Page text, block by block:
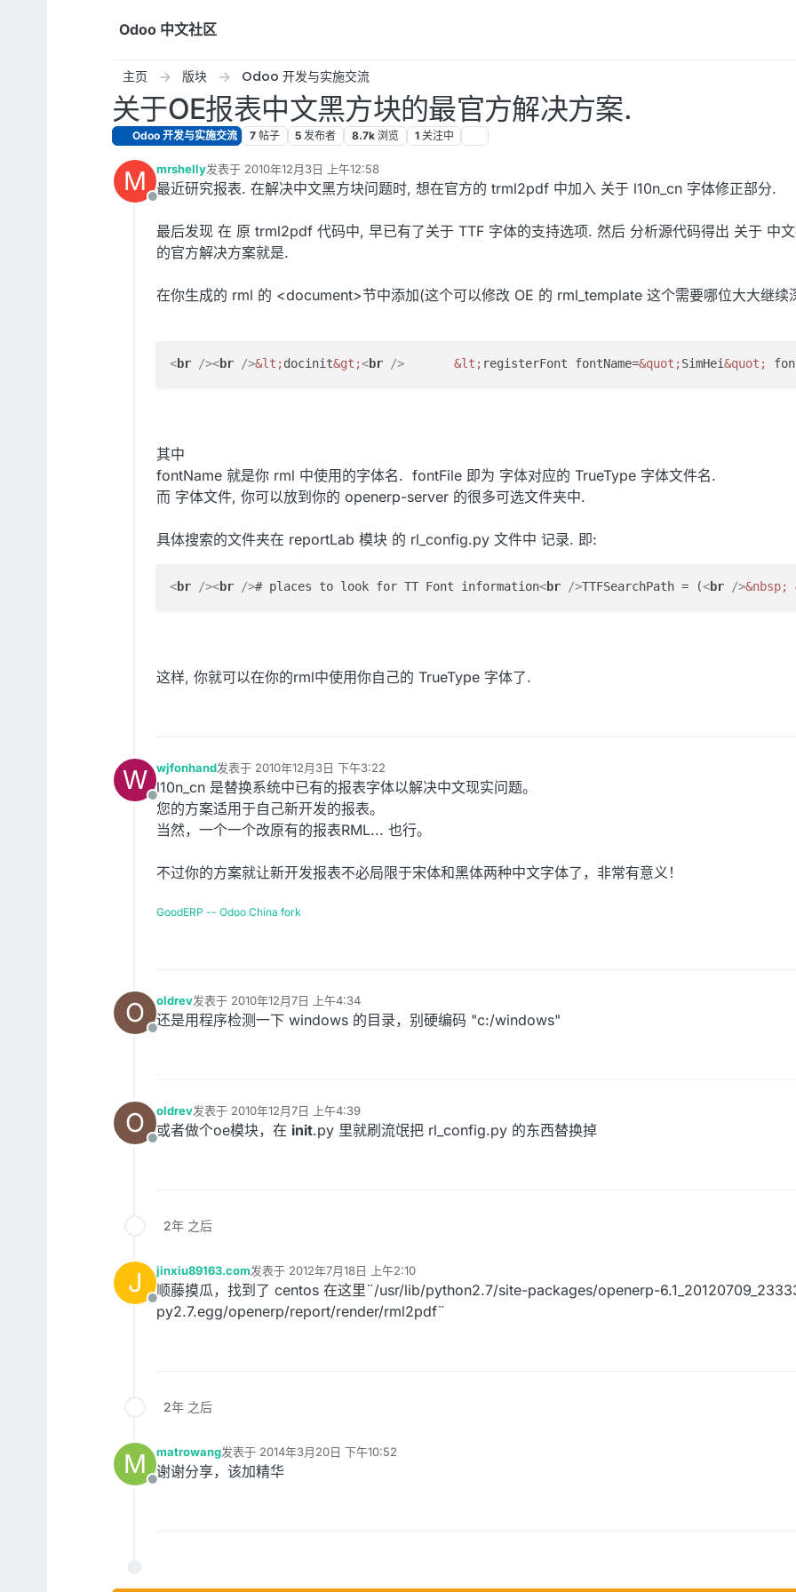
Odoo 中文社区
主页 版块 Odoo 开发与实施交流
关于OE报表中文黑方块的最官方解决方案.
Odoo 开发与实施交流 7 帖子 5 发布者 8.7k 浏览 1 关注中
M
离线
mrshelly发表于 2010年12月3日 上午12:58
最后由 编辑
最近研究报表. 在解决中文黑方块问题时, 想在官方的 trml2pdf 中加入 关于 l10n_cn 字体修正部分.
最后发现 在 原 trml2pdf 代码中, 早已有了关于 TTF 字体的支持选项. 然后 分析源代码得出 关于 中
的官方解决方案就是.
在你生成的 rml 的 <document>节中添加(这个可以修改 OE 的 rml_template 这个需要哪位大大继续
<br /><br />&lt;docinit&gt;<br /> &lt; registerFont fontName=&quot;SimHei&quot;
其中
fontName 就是你 rml 中使用的字体名. fontFile 即为 字体对应的 TrueType 字体文件名.
而 字体文件, 你可以放到你的 openerp-server 的很多可选文件夹中.
具体搜索的文件夹在 reportLab 模块 的 rl_config.py 文件中 记录. 即:
<br /><br /># places to look for TT Font information<br />TTFSearchPath = (<br />&nbsp;
这样, 你就可以在你的rml中使用你自己的 TrueType 字体了.
W
离线
wjfonhand发表于 2010年12月3日 下午3:22
最后由 编辑
l10n_cn 是替换系统中已有的报表字体以解决中文现实问题。
您的方案适用于自己新开发的报表。
当然，一个一个改原有的报表RML... 也行。
不过你的方案就让新开发报表不必局限于宋体和黑体两种中文字体了，非常有意义！
GoodERP -- Odoo China fork
O
离线
oldrev发表于 2010年12月7日 上午4:34
最后由 编辑
还是用程序检测一下 windows 的目录，别硬编码 "c:/windows"
O
离线
oldrev发表于 2010年12月7日 上午4:39
最后由 编辑
或者做个oe模块，在 init.py 里就刷流氓把 rl_config.py 的东西替换掉
2年 之后
J
离线
jinxiu89163.com发表于 2012年7月18日 上午2:10
最后由 编辑
顺藤摸瓜，找到了 centos 在这里¨/usr/lib/python2.7/site-packages/openerp-
py2.7.egg/openerp/report/render/rml2pdf¨
2年 之后
M
离线
matrowang发表于 2014年3月20日 下午10:52
最后由 编辑
谢谢分享，该加精华